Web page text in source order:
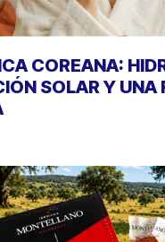
COREANA:
SOLAR Y UNA